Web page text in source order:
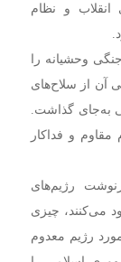
انقلاب و نظام
وحشیانه را
آن از سلاح‌های
به‌جای گذاشت.
و فداکار
رژیم‌های
می‌کنند، چیزی
رژیم معدوم